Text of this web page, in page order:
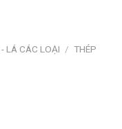
LÁ CÁC LOẠI / THÉP